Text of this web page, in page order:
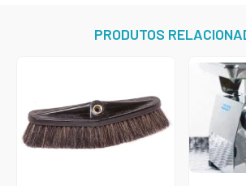
PRODUTOS